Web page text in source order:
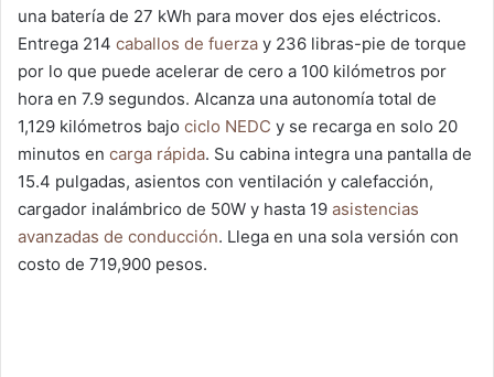
una batería de 27 kWh para mover dos ejes eléctricos.
Entrega 214 caballos de fuerza y 236 libras-pie de torque
por lo que puede acelerar de cero a 100 kilómetros por
hora en 7.9 segundos. Alcanza una autonomía total de
1,129 kilómetros bajo ciclo NEDC y se recarga en solo 20
minutos en carga rápida. Su cabina integra una pantalla de
15.4 pulgadas, asientos con ventilación y calefacción,
cargador inalámbrico de 50W y hasta 19 asistencias
avanzadas de conducción. Llega en una sola versión con
costo de 719,900 pesos.